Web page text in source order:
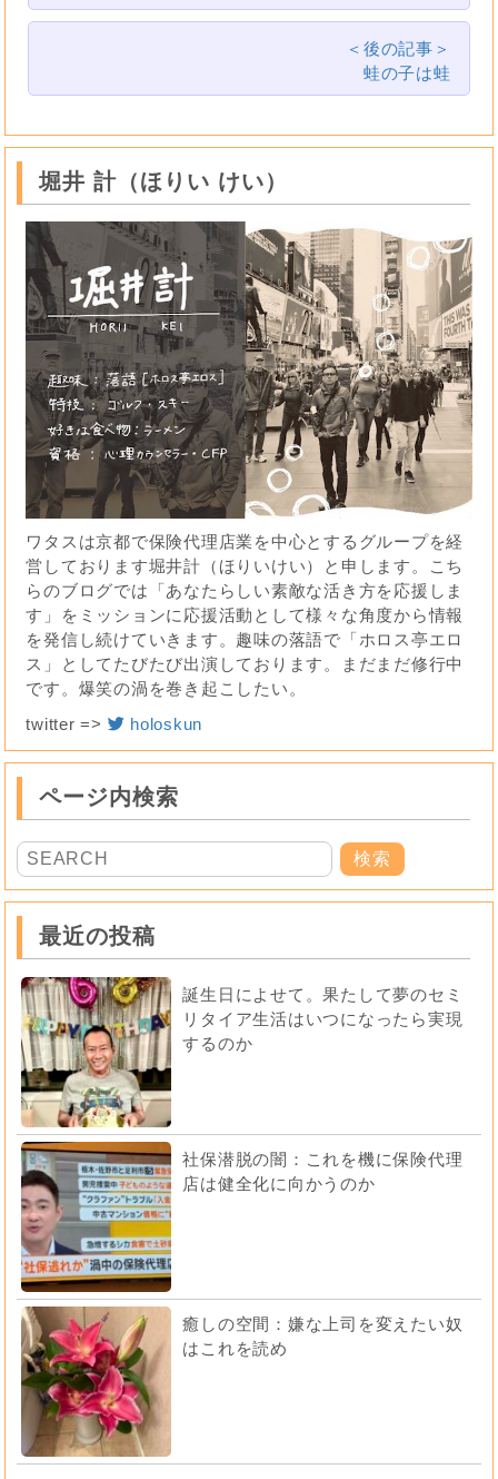
＜後の記事＞
蛙の子は蛙
堀井 計（ほりい けい）
ワタスは京都で保険代理店業を中心とするグループを経
営しております堀井計（ほりいけい）と申します。こち
らのブログでは「あなたらしい素敵な活き方を応援しま
す」をミッションに応援活動として様々な角度から情報
を発信し続けていきます。趣味の落語で「ホロス亭エロ
ス」としてたびたび出演しております。まだまだ修行中
です。爆笑の渦を巻き起こしたい。
twitter =>
holoskun
ページ内検索
最近の投稿
誕生日によせて。果たして夢のセミ
リタイア生活はいつになったら実現
するのか
社保潜脱の闇：これを機に保険代理
店は健全化に向かうのか
癒しの空間：嫌な上司を変えたい奴
はこれを読め